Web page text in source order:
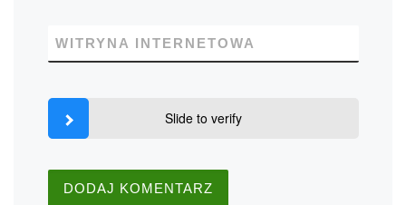
WITRYNA INTERNETOWA
Slide to verify